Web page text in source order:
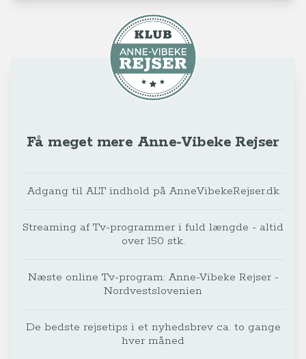
Få meget mere Anne-Vibeke Rejser
Adgang til ALT indhold på AnneVibekeRejser.dk
Streaming af Tv-programmer i fuld længde - altid
over 150 stk.
Næste online Tv-program: Anne-Vibeke Rejser -
Nordvestslovenien
De bedste rejsetips i et nyhedsbrev ca. to gange
hver måned